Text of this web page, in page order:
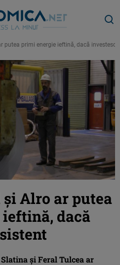
putea primi energie ieftină, dacă investesc
Alro ar putea
dacă
şi Feral Tulcea ar